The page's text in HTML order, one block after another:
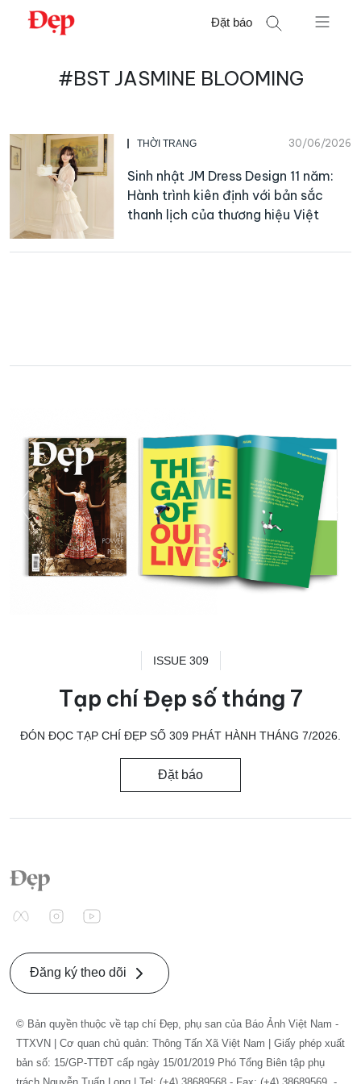
Chuyển
Đặt báo
#BST JASMINE BLOOMING
THỜI TRANG 30/06/2026
Sinh nhật JM Dress Design 11 năm:
Hành trình kiên định với bản sắc
thanh lịch của thương hiệu Việt
ISSUE 309
Tạp chí Đẹp số tháng 7
ĐÓN ĐỌC TẠP CHÍ ĐẸP SỐ 309 PHÁT HÀNH THÁNG 7/2026.
Đặt báo
Đăng ký theo dõi
© Bản quyền thuộc về tạp chí Đẹp, phụ san của Báo Ảnh Việt Nam -
TTXVN | Cơ quan chủ quản: Thông Tấn Xã Việt Nam | Giấy phép xuất
bản số: 15/GP-TTĐT cấp ngày 15/01/2019 Phó Tổng Biên tập phụ